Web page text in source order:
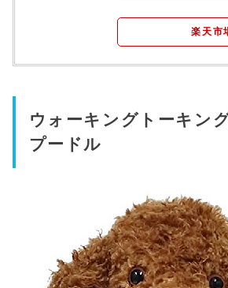
楽天市
ウォーキングトーキン
プードル